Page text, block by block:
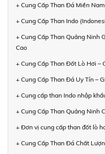
+ Cung Cấp Than Đá Miền
+ Cung Cấp Than Indo
+ Cung Cấp Than Quảng Ninh
Cao
+ Cung Cấp Than Đốt Lò Hơi –
+ Cung Cấp Than Đá Uy Tín –
+ Cung cấp than Indo nhập
+ Cung Cấp Than Quảng Ninh
+ Đơn vị cung cấp than đốt lò
+ Cung Cấp Than Đá Chất